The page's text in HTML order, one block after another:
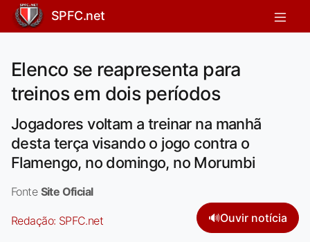
SPFC.net
Elenco se reapresenta para
treinos em dois períodos
Jogadores voltam a treinar na manhã
desta terça visando o jogo contra o
Flamengo, no domingo, no Morumbi
Fonte Site Oficial
Redação: SPFC.net 🔊Ouvir notícia